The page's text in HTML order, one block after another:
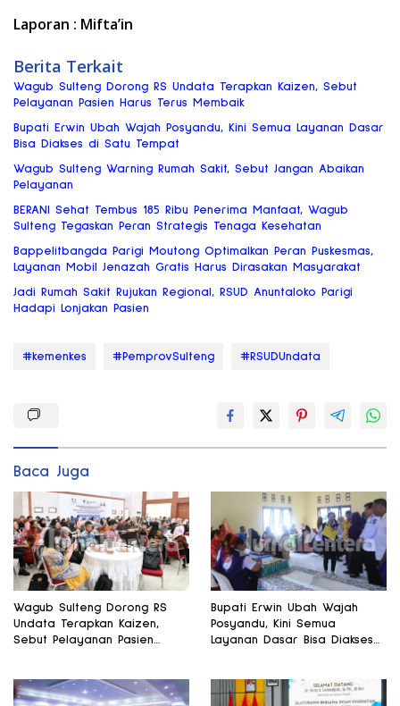
Laporan : Mifta’in
Berita Terkait
Wagub Sulteng Dorong RS Undata Terapkan Kaizen, Sebut
Pelayanan Pasien Harus Terus Membaik
Bupati Erwin Ubah Wajah Posyandu, Kini Semua Layanan Dasar
Bisa Diakses di Satu Tempat
Wagub Sulteng Warning Rumah Sakit, Sebut Jangan Abaikan
Pelayanan
BERANI Sehat Tembus 185 Ribu Penerima Manfaat, Wagub
Sulteng Tegaskan Peran Strategis Tenaga Kesehatan
Bappelitbangda Parigi Moutong Optimalkan Peran Puskesmas,
Layanan Mobil Jenazah Gratis Harus Dirasakan Masyarakat
Jadi Rumah Sakit Rujukan Regional, RSUD Anuntaloko Parigi
Hadapi Lonjakan Pasien
#kemenkes #PemprovSulteng #RSUDUndata
Baca Juga
Wagub Sulteng Dorong RS
Undata Terapkan Kaizen,
Sebut Pelayanan Pasien
Bupati Erwin Ubah Wajah
Posyandu, Kini Semua
Layanan Dasar Bisa Diakses